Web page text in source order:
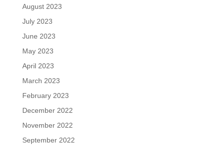
August 2023
July 2023
June 2023
May 2023
April 2023
March 2023
February 2023
December 2022
November 2022
September 2022